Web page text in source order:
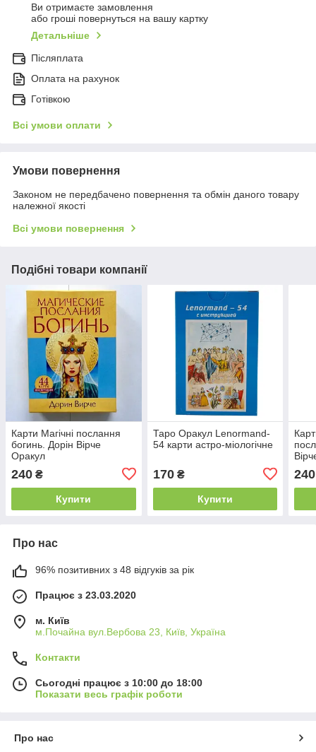
Ви отримаєте замовлення
або гроші повернуться на вашу картку
Детальніше
Післяплата
Оплата на рахунок
Готівкою
Всі умови оплати
Умови повернення
Законом не передбачено повернення та обмін даного товару
належної якості
Всі умови повернення
Подібні товари компанії
Карти Магічні послання
богинь. Дорін Вірче
Оракул
240 ₴
Купити
Таро Оракул Lenormand-
54 карти астро-міологічне
170₴
Купити
240
Про нас
96% позитивних з 48 відгуків за рік
Працює з 23.03.2020
м. Київ
м.Почайна вул.Вербова 23, Київ, Україна
Контакти
Сьогодні працює з 10:00 до 18:00
Показати весь графік роботи
Про нас